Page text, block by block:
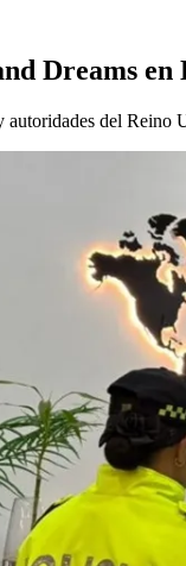
Dreams
del Reino